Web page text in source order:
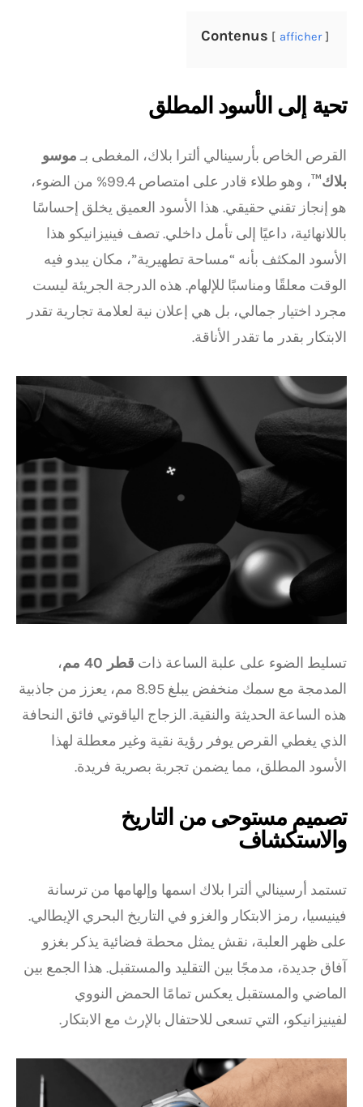
Contenus afficher
تحية إلى الأسود المطلق
القرص الخاص بأرسينالي ألترا بلاك، المغطى بـموسو
بلاك™
، وهو طلاء قادر على امتصاص 99.4% من الضوء،
هو إنجاز تقني حقيقي. هذا الأسود العميق يخلق إحساسًا
باللانهائية، داعيًا إلى تأمل داخلي. تصف فينيزانيكو هذا
الأسود المكثف بأنه “مساحة تطهيرية”، مكان يبدو فيه
الوقت معلقًا ومناسبًا للإلهام. هذه الدرجة الجريئة ليست
مجرد اختيار جمالي، بل هي إعلان نية لعلامة تجارية تقدر
الابتكار بقدر ما تقدر الأناقة.
تسليط الضوء على علبة الساعة ذات قطر 40 مم
،
المدمجة مع سمك منخفض يبلغ 8.95 مم، يعزز من جاذبية
هذه الساعة الحديثة والنقية. الزجاج الياقوتي فائق النحافة
الذي يغطي القرص يوفر رؤية نقية وغير معطلة لهذا
الأسود المطلق، مما يضمن تجربة بصرية فريدة.
تصميم مستوحى من التاريخ
والاستكشاف
تستمد أرسينالي ألترا بلاك اسمها وإلهامها من ترسانة
فينيسيا، رمز الابتكار والغزو في التاريخ البحري الإيطالي.
على ظهر العلبة، نقش يمثل محطة فضائية يذكر بغزو
آفاق جديدة، مدمجًا بين التقليد والمستقبل. هذا الجمع بين
الماضي والمستقبل يعكس تمامًا الحمض النووي
لفينيزانيكو، التي تسعى للاحتفال بالإرث مع الابتكار.